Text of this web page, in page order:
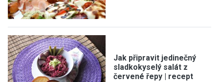
Jak připravit jedinečný
sladkokyselý salát z
červené řepy | recept